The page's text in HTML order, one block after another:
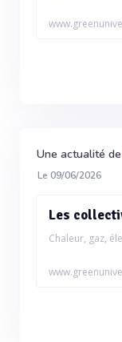
Une actualité de
Le 09/06/2026
Les
Chaleur, gaz,